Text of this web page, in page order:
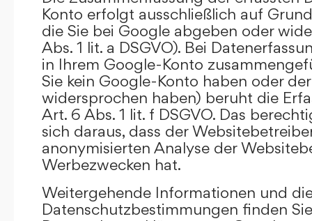
Konto erfolgt ausschließlich auf
die Sie bei Google abgeben oder
Abs. 1 lit. a DSGVO). Bei
in Ihrem Google-Konto
Sie kein Google-Konto haben oder
widersprochen haben) beruht die
Art. 6 Abs. 1 lit. f DSGVO. Das
sich daraus, dass der
anonymisierten Analyse der
Werbezwecken hat.
Weitergehende Informationen und
Datenschutzbestimmungen finden